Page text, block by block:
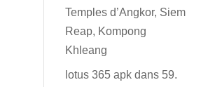
Temples d’Angkor, Siem
Reap, Kompong
Khleang
lotus 365 apk dans 59.